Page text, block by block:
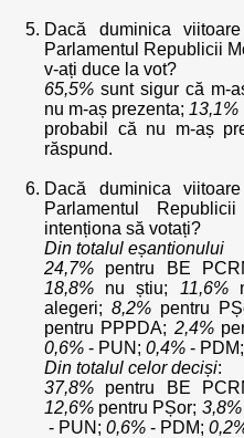
Dacă duminica
Parlamentul Republicii
v-ați duce la vot?
65,5% sunt sigur că m-
nu m-aș prezenta; 13,1%
probabil că nu m-aș
răspund.
Dacă duminica
Parlamentul
intenționa să votați?
Din totalul eșantionului
24,7% pentru BE
18,8% nu știu; 11,6%
alegeri;8,2% pentru
pentru PPPDA; 2,4%
0,6% - PUN; 0,4% - PDM;
Din totalul celor deciși:
37,8% pentru BE
12,6% pentru PȘor; 3,8%
- PUN; 0,6% - PDM;